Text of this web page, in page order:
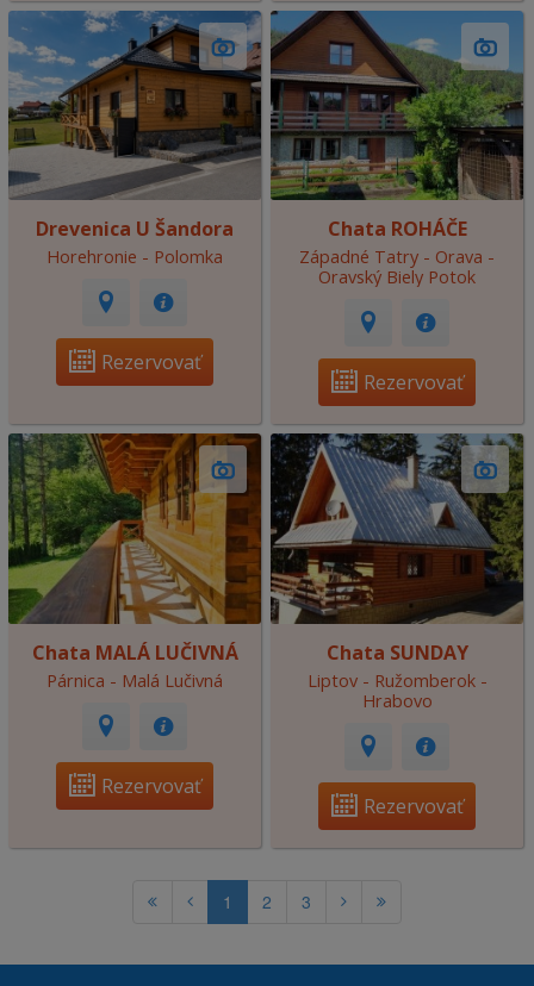
Drevenica U Šandora
Horehronie - Polomka
Rezervovať
Chata ROHÁČE
Západné Tatry - Orava -
Oravský Biely Potok
Rezervovať
Chata MALÁ LUČIVNÁ
Párnica - Malá Lučivná
Rezervovať
Chata SUNDAY
Liptov - Ružomberok -
Hrabovo
Rezervovať
1 2 3